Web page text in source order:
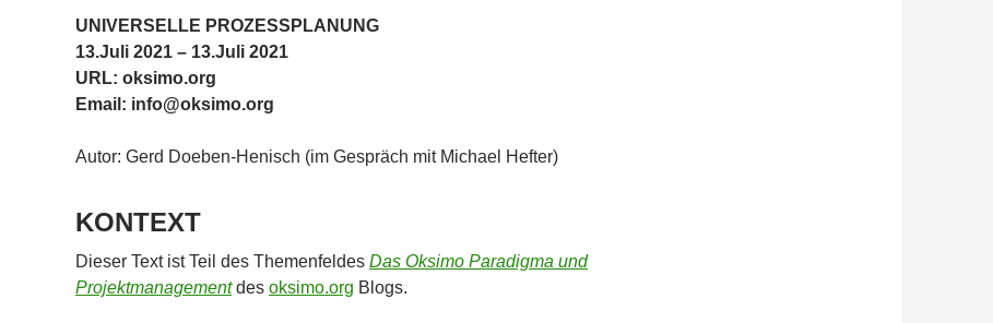
UNIVERSELLE PROZESSPLANUNG
13.Juli 2021 – 13.Juli 2021
URL: oksimo.org
Email: info@oksimo.org
Autor: Gerd Doeben-Henisch (im Gespräch mit Michael Hefter)
KONTEXT
Dieser Text ist Teil des Themenfeldes Das Oksimo Paradigma und
Projektmanagementdes oksimo.org Blogs.